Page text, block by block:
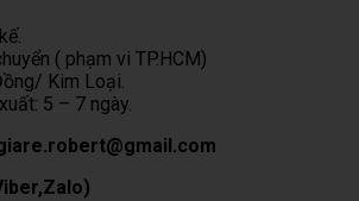
( phạm vi TP.HCM)
Kim Loại.
5 – 7 ngày.